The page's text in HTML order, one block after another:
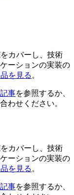
カバーし、技術
ーションの実装の
を見る 。
事を参照するか、
わせください。
カバーし、技術
ーションの実装の
を見る。
事を参照するか、